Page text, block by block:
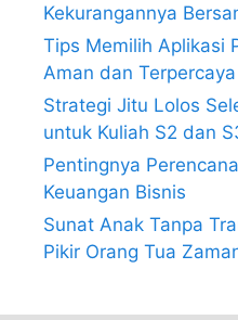
Kekurangannya
Tips Memilih Aplikasi
Aman dan Terpercaya
Strategi Jitu Lolos
untuk Kuliah S2 dan
Pentingnya
Keuangan Bisnis
Sunat Anak Tanpa
Pikir Orang Tua